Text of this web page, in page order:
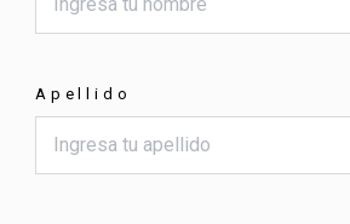
Apellido